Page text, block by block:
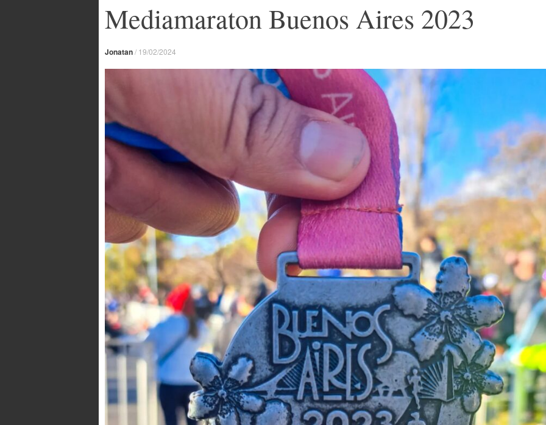
Mediamaraton Buenos Aires 2023
Jonatan/ 19/02/2024